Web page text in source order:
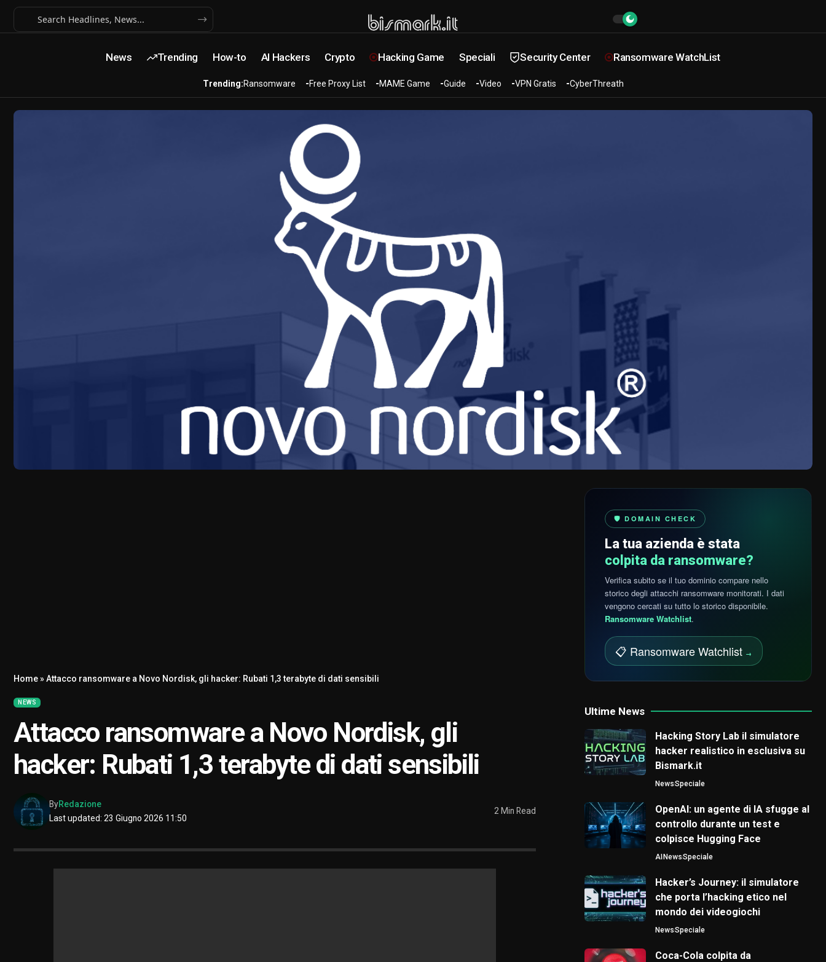
News Trending How-to AI Hackers Crypto Hacking Game Speciali Security Center Ransomware WatchList
Trending:Ransomware Free Proxy List MAME Game Guide Video VPN Gratis CyberThreath
Home»Attacco ransomware a Novo Nordisk, gli hacker: Rubati 1,3 terabyte di dati sensibili
NEWS
Attacco ransomware a Novo Nordisk, gli
hacker: Rubati 1,3 terabyte di dati sensibili
Last updated: 23 Giugno 2026 11:50
ByRedazione
2 Min Read
🛡️ DOMAIN CHECK
La tua azienda è stata
colpita da ransomware?
Verifica subito se il tuo dominio compare nello
storico degli attacchi ransomware monitorati. I dati
vengono cercati su tutto lo storico disponibile.
Ransomware Watchlist.
📋 Ransomware Watchlist →
Ultime News
Hacking Story Lab il simulatore
hacker realistico in esclusiva su
Bismark.it
NewsSpeciale
OpenAI: un agente di IA sfugge al
controllo durante un test e
colpisce Hugging Face
AINewsSpeciale
Hacker’s Journey: il simulatore
che porta l’hacking etico nel
mondo dei videogiochi
NewsSpeciale
Coca-Cola colpita da